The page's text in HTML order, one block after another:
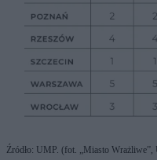
Źródło: UMP. (fot. „Miasto